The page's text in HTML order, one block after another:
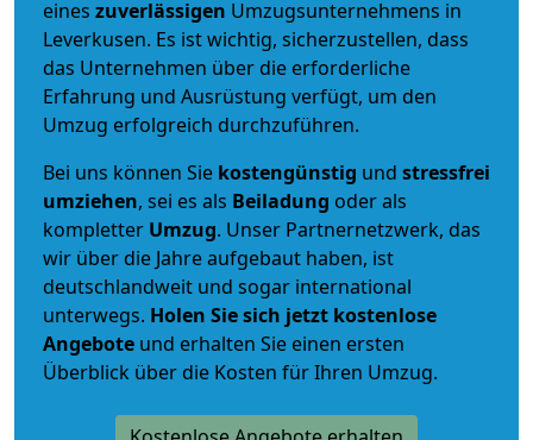
eines zuverlässigen Umzugsunternehmens in
Leverkusen. Es ist wichtig, sicherzustellen, dass
das Unternehmen über die erforderliche
Erfahrung und Ausrüstung verfügt, um den
Umzug erfolgreich durchzuführen.
Bei uns können Sie kostengünstig und stressfrei
umziehen, sei es als Beiladung oder als
kompletter Umzug. Unser Partnernetzwerk, das
wir über die Jahre aufgebaut haben, ist
deutschlandweit und sogar international
unterwegs. Holen Sie sich jetzt kostenlose
Angebote und erhalten Sie einen ersten
Überblick über die Kosten für Ihren Umzug.